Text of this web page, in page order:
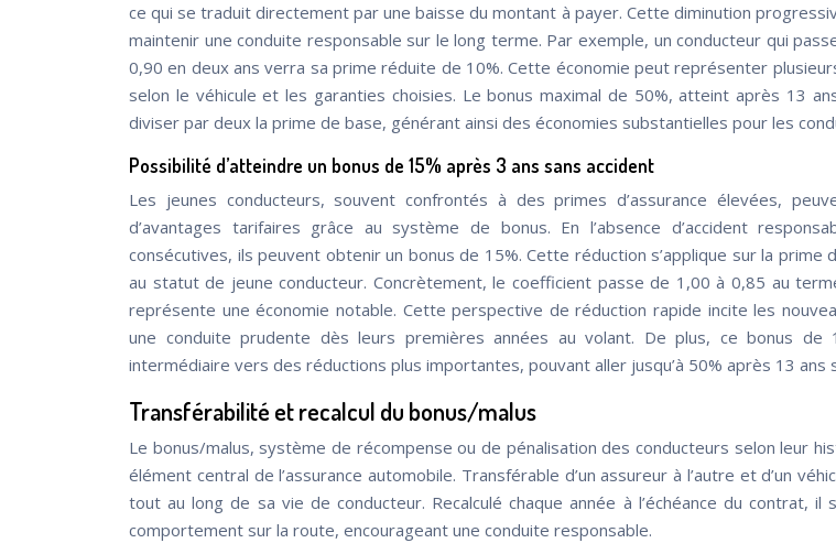
ce qui se traduit directement par une baisse du montant à payer. Cette diminution
maintenir une conduite responsable sur le long terme. Par exemple, un conducteur qui
0,90 en deux ans verra sa prime réduite de 10%. Cette économie peut représenter
selon le véhicule et les garanties choisies. Le bonus maximal de 50%, atteint après 13
diviser par deux la prime de base, générant ainsi des économies substantielles pour les
Possibilité d’atteindre un bonus de 15% après 3 ans sans accident
Les jeunes conducteurs, souvent confrontés à des primes d’assurance élevées,
d’avantages tarifaires grâce au système de bonus. En l’absence d’accident
consécutives, ils peuvent obtenir un bonus de 15%. Cette réduction s’applique sur la prime
au statut de jeune conducteur. Concrètement, le coefficient passe de 1,00 à 0,85 au
représente une économie notable. Cette perspective de réduction rapide incite les
une conduite prudente dès leurs premières années au volant. De plus, ce bonus de
intermédiaire vers des réductions plus importantes, pouvant aller jusqu’à 50% après 13 ans
Transférabilité et recalcul du bonus/malus
Le bonus/malus, système de récompense ou de pénalisation des conducteurs selon leur
élément central de l’assurance automobile. Transférable d’un assureur à l’autre et d’un
tout au long de sa vie de conducteur. Recalculé chaque année à l’échéance du contrat, il
comportement sur la route, encourageant une conduite responsable.